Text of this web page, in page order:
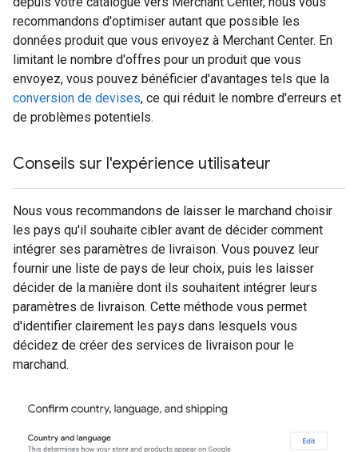
recommandons d'optimiser autant que possible les
données produit que vous envoyez à Merchant Center. En
limitant le nombre d'offres pour un produit que vous
envoyez, vous pouvez bénéficier d'avantages tels que la
conversion de devises, ce qui réduit le nombre d'erreurs et
de problèmes potentiels.
Conseils sur l'expérience utilisateur
Nous vous recommandons de laisser le marchand choisir
les pays qu'il souhaite cibler avant de décider comment
intégrer ses paramètres de livraison. Vous pouvez leur
fournir une liste de pays de leur choix, puis les laisser
décider de la manière dont ils souhaitent intégrer leurs
paramètres de livraison. Cette méthode vous permet
d'identifier clairement les pays dans lesquels vous
décidez de créer des services de livraison pour le
marchand.